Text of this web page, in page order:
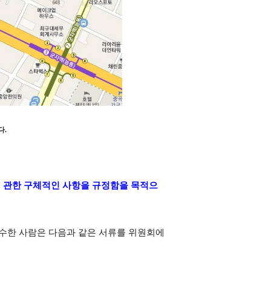
.
한 구체적인 사항을 규정함을 목적으
한 사람은 다음과 같은 서류를 위원회에